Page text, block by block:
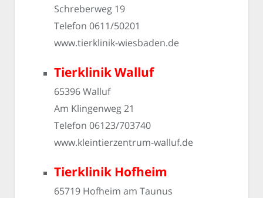
Schreberweg 19
Telefon 0611/50201
www.tierklinik-wiesbaden.de
Tierklinik Walluf
65396 Walluf
Am Klingenweg 21
Telefon 06123/703740
www.kleintierzentrum-walluf.de
Tierklinik Hofheim
65719 Hofheim am Taunus